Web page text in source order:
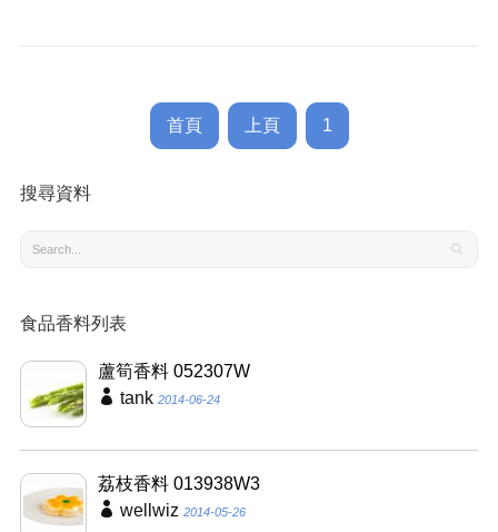
首頁 上頁 1
搜尋資料
食品香料列表
蘆筍香料 052307W
tank 2014-06-24
荔枝香料 013938W3
wellwiz 2014-05-26